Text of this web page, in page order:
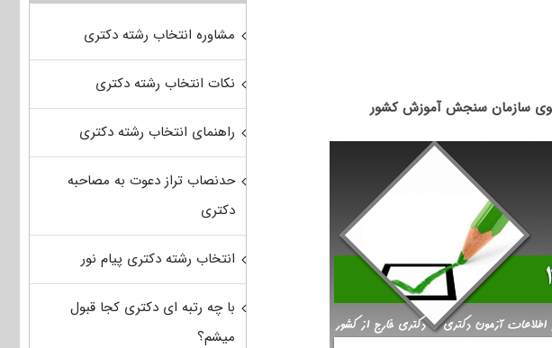
مشاوره انتخاب رشته دکتری
نکات انتخاب رشته دکتری
راهنمای انتخاب رشته دکتری
حدنصاب تراز دعوت به مصاحبه
دکتری
انتخاب رشته دکتری پیام نور
با چه رتبه ای دکتری کجا قبول
میشم؟